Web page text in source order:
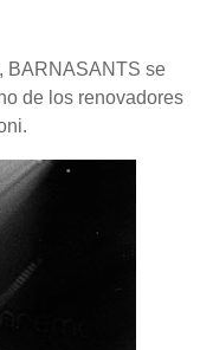
BARNASANTS se
de los renovadores